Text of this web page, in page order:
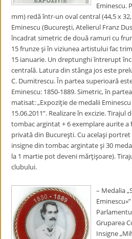
Eminescu.
mm) redă într-un oval central (44,5 x
Eminescu (Bucureşti, Atelierul Franz
încadrat simetric de două ramuri cu
15 frunze şi în viziunea artistului fac
15 ianuarie. Un dreptunghi întrerupt
centrală. Latura din stânga jos este
C. Dumitrescu. În partea superioară
Eminescu: 1850-1889. Simetric, în
matisat: „Expoziţie de medalii Eminescu
15.06.2011”. Realizare în excizie. Tirajul
tombac argintat + 6 exemplare aurite a
privată din Bucureşti. Cu acelaşi
insigne din tombac argintate şi 30
la 1 martie pot deveni mărţişoare).
clubului.
– Medalia
Gruparea
Insigne